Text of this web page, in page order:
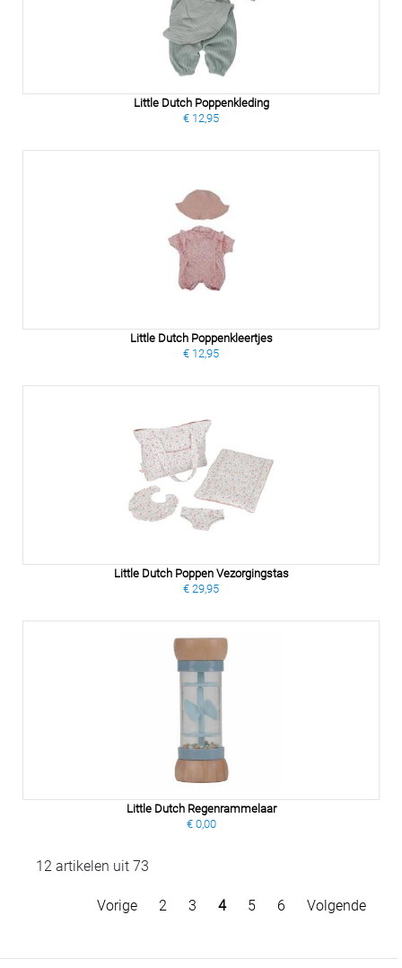
Little Dutch Poppenkleding
€ 12,95
Little Dutch Poppenkleertjes
€ 12,95
Little Dutch Poppen Vezorgingstas
€ 29,95
Little Dutch Regenrammelaar
€ 0,00
12 artikelen uit 73
Vorige 2 3 4 5 6 Volgende